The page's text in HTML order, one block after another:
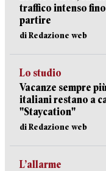
traffico intenso
partire
di Redazione web
Lo studio
Vacanze sempre
italiani restano a
"Staycation"
di Redazione web
L’allarme